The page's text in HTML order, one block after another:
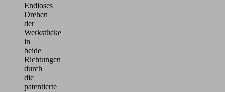
Endloses
Drehen
der
Werkstücke
in
beide
Richtungen
durch
die
patentierte